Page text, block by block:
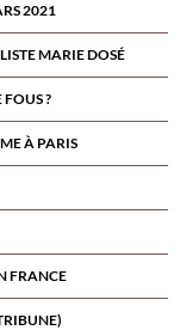
2021
MARIE DOSÉ
?
À PARIS
FRANCE